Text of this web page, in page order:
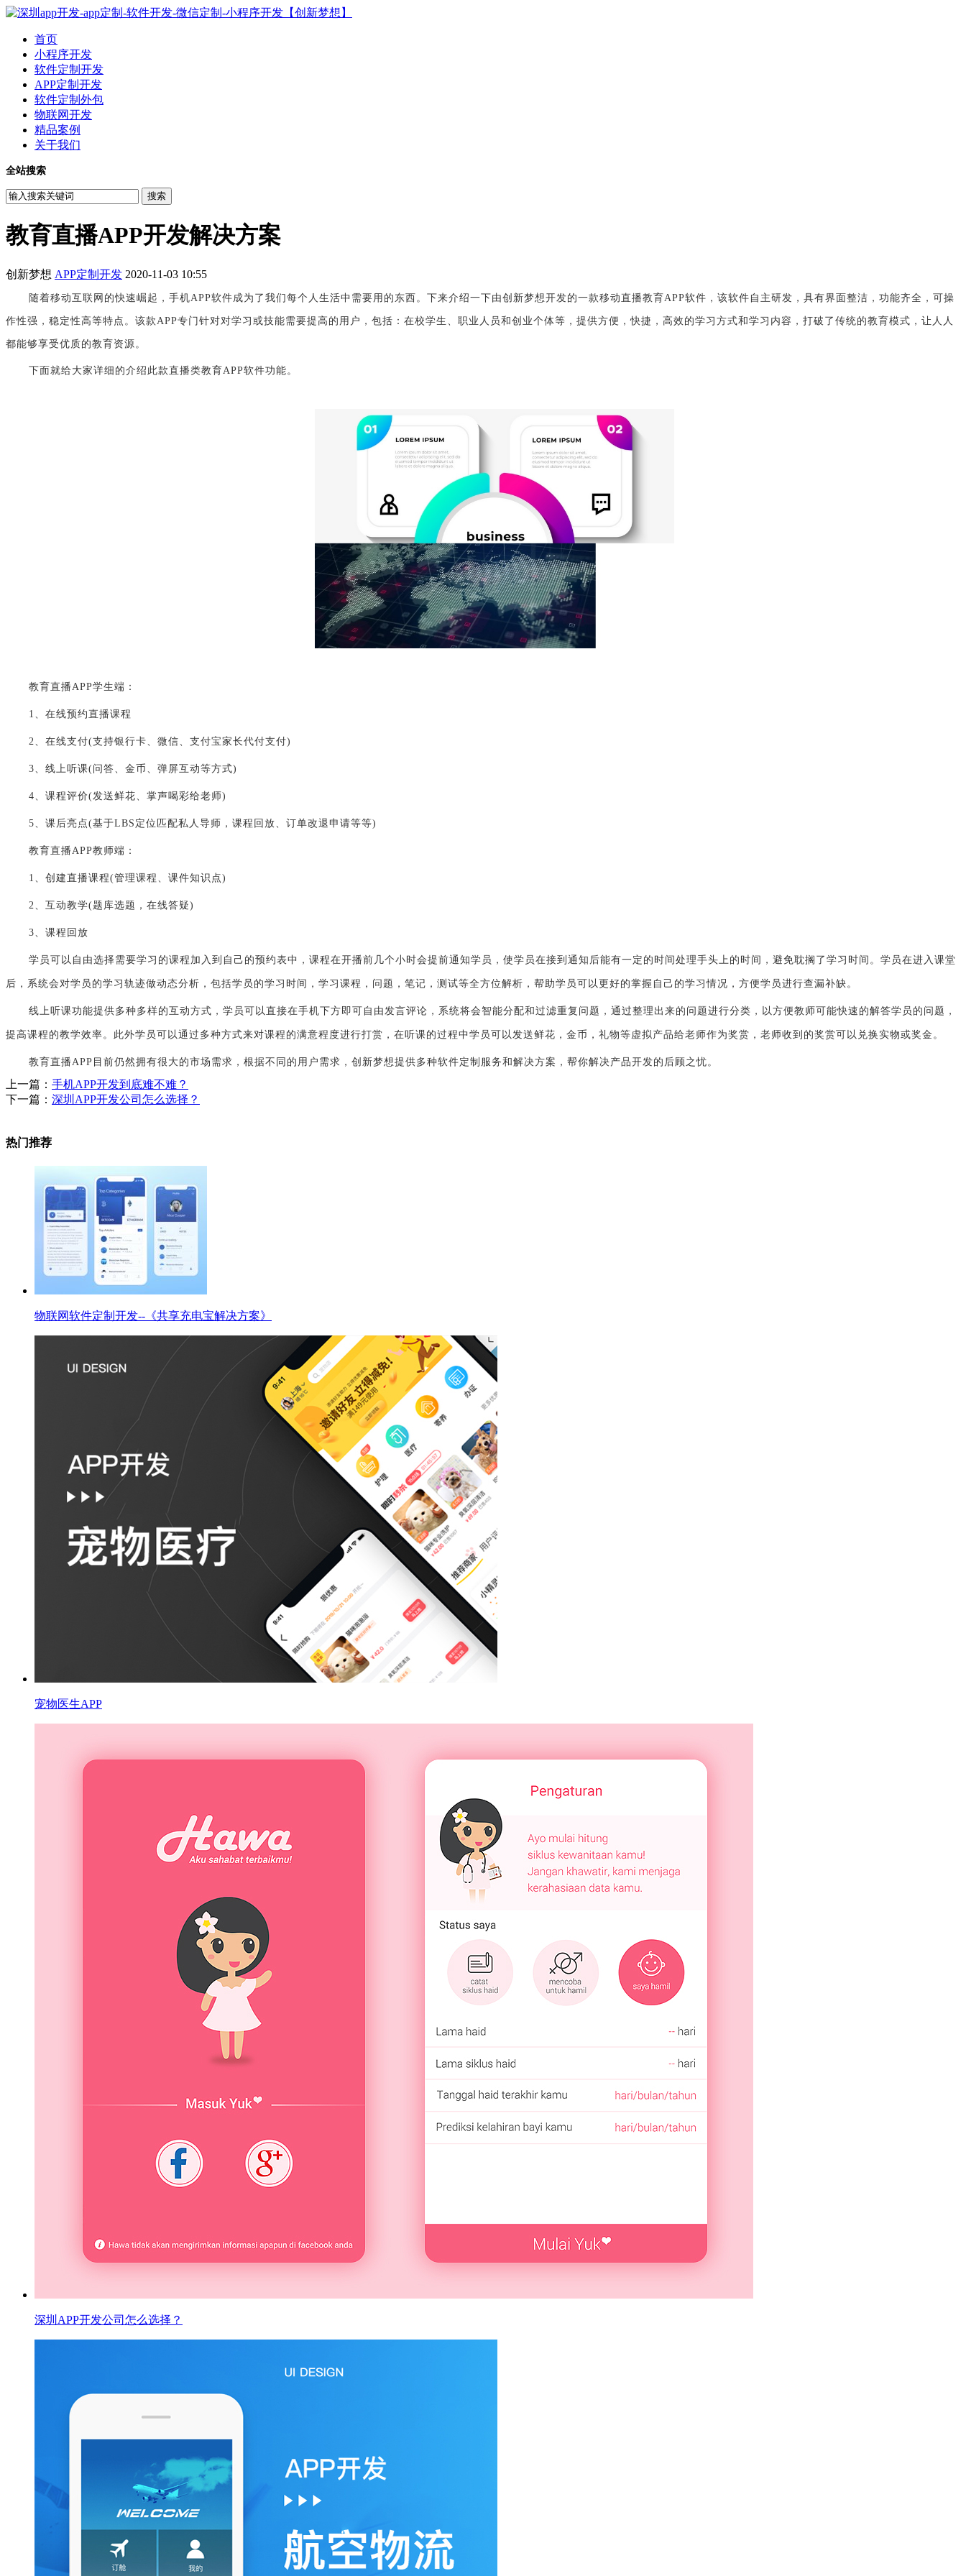
首页
小程序开发
软件定制开发
APP定制开发
软件定制外包
物联网开发
精品案例
关于我们
全站搜索
教育直播APP开发解决方案
创新梦想 APP定制开发 2020-11-03 10:55
随着移动互联网的快速崛起，手机APP软件成为了我们每个人生活中需要用的东西。下来介绍一下由创新梦想开发的一款移动直播教育APP软件，该软件自主研发，具有界面整洁，功能齐全，可操
作性强，稳定性高等特点。该款APP专门针对对学习或技能需要提高的用户，包括：在校学生、职业人员和创业个体等，提供方便，快捷，高效的学习方式和学习内容，打破了传统的教育模式，让人人
都能够享受优质的教育资源。
下面就给大家详细的介绍此款直播类教育APP软件功能。
教育直播APP学生端：
1、在线预约直播课程
2、在线支付(支持银行卡、微信、支付宝家长代付支付)
3、线上听课(问答、金币、弹屏互动等方式)
4、课程评价(发送鲜花、掌声喝彩给老师)
5、课后亮点(基于LBS定位匹配私人导师，课程回放、订单改退申请等等)
教育直播APP教师端：
1、创建直播课程(管理课程、课件知识点)
2、互动教学(题库选题，在线答疑)
3、课程回放
学员可以自由选择需要学习的课程加入到自己的预约表中，课程在开播前几个小时会提前通知学员，使学员在接到通知后能有一定的时间处理手头上的时间，避免耽搁了学习时间。学员在进入课堂
后，系统会对学员的学习轨迹做动态分析，包括学员的学习时间，学习课程，问题，笔记，测试等全方位解析，帮助学员可以更好的掌握自己的学习情况，方便学员进行查漏补缺。
线上听课功能提供多种多样的互动方式，学员可以直接在手机下方即可自由发言评论，系统将会智能分配和过滤重复问题，通过整理出来的问题进行分类，以方便教师可能快速的解答学员的问题，
提高课程的教学效率。此外学员可以通过多种方式来对课程的满意程度进行打赏，在听课的过程中学员可以发送鲜花，金币，礼物等虚拟产品给老师作为奖赏，老师收到的奖赏可以兑换实物或奖金。
教育直播APP目前仍然拥有很大的市场需求，根据不同的用户需求，创新梦想提供多种软件定制服务和解决方案，帮你解决产品开发的后顾之忧。
上一篇： 手机APP开发到底难不难？
下一篇： 深圳APP开发公司怎么选择？
热门推荐
物联网软件定制开发--《共享充电宝解决方案》
宠物医生APP
深圳APP开发公司怎么选择？